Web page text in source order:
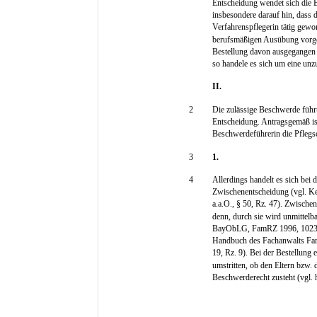
2
3
4
Entscheidung wendet sich die
insbesondere darauf hin, dass
Verfahrenspflegerin tätig
berufsmäßigen Ausübung
Bestellung davon
so handele es sich um eine
II.
Die zulässige Beschwerde
Entscheidung. Antragsgemäß
Beschwerdeführerin die
1.
Allerdings handelt es sich bei
Zwischenentscheidung (vgl.
a.a.O., § 50, Rz. 47).
denn, durch sie wird
BayObLG, FamRZ 1996,
Handbuch des Fachanwalts
19, Rz. 9). Bei der Bestellung
umstritten, ob den Eltern bzw.
Beschwerderecht zusteht